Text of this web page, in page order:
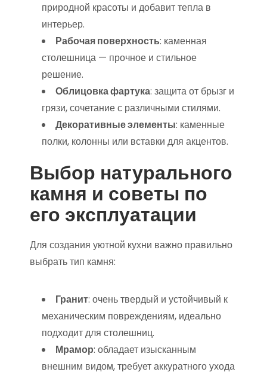
природной красоты и добавит тепла в
интерьер.
Рабочая поверхность: каменная
столешница — прочное и стильное
решение.
Облицовка фартука: защита от брызг и
грязи, сочетание с различными стилями.
Декоративные элементы: каменные
полки, колонны или вставки для акцентов.
Выбор натурального
камня и советы по
его эксплуатации
Для создания уютной кухни важно правильно
выбрать тип камня:
Гранит: очень твердый и устойчивый к
механическим повреждениям, идеально
подходит для столешниц.
Мрамор: обладает изысканным
внешним видом, требует аккуратного ухода